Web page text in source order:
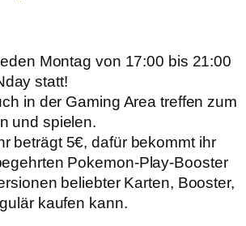
Montag von 17:00 bis 21:00
statt!
in der Gaming Area treffen zum
und spielen.
beträgt 5€, dafür bekommt ihr
Pokemon-Play-Booster
beliebter Karten, Booster,
kaufen kann.